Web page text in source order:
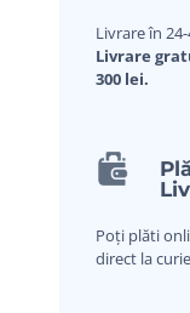
Livrare în
Livrare
300 lei.
Poți plăti
direct la